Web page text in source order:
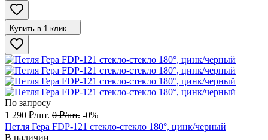
Купить в 1 клик
По запросу
1 290 ₽/шт. 0 ₽/шт. -0%
Петля Гера FDP-121 стекло-стекло 180°, цинк/черный
В наличии